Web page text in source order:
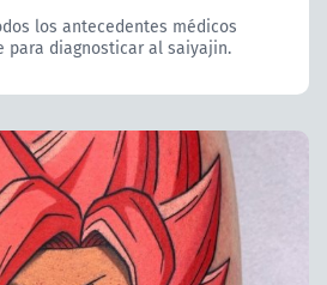
los antecedentes médicos
para diagnosticar al saiyajin.